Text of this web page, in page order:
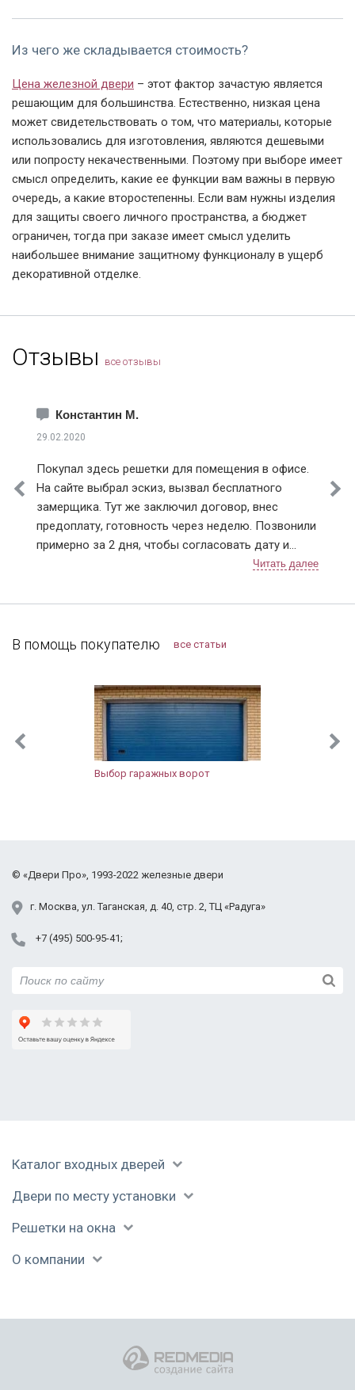
Из чего же складывается стоимость?
Цена железной двери – этот фактор зачастую является
решающим для большинства. Естественно, низкая цена
может свидетельствовать о том, что материалы, которые
использовались для изготовления, являются дешевыми
или попросту некачественными. Поэтому при выборе имеет
смысл определить, какие ее функции вам важны в первую
очередь, а какие второстепенны. Если вам нужны изделия
для защиты своего личного пространства, а бюджет
ограничен, тогда при заказе имеет смысл уделить
наибольшее внимание защитному функционалу в ущерб
декоративной отделке.
Отзывы все отзывы
Константин М.
29.02.2020
Покупал здесь решетки для помещения в офисе.
На сайте выбрал эскиз, вызвал бесплатного
замерщика. Тут же заключил договор, внес
предоплату, готовность через неделю. Позвонили
примерно за 2 дня, чтобы согласовать дату и
время монтажа. В назначенный день приехали два
осмотреть. По эскизу все сошлось, сварных швов
подтеков. По всем выполненным работам
рекомендовать.
В помощь покупателю все статьи
Выбор гаражных ворот
г. Москва, ул. Таганская, д. 40, стр. 2, ТЦ «Радуга»
+7 (495) 500-95-41
© «Двери Про», 1993-2022 железные двери
Каталог входных дверей
Двери по месту установки
Решетки на окна
О компании